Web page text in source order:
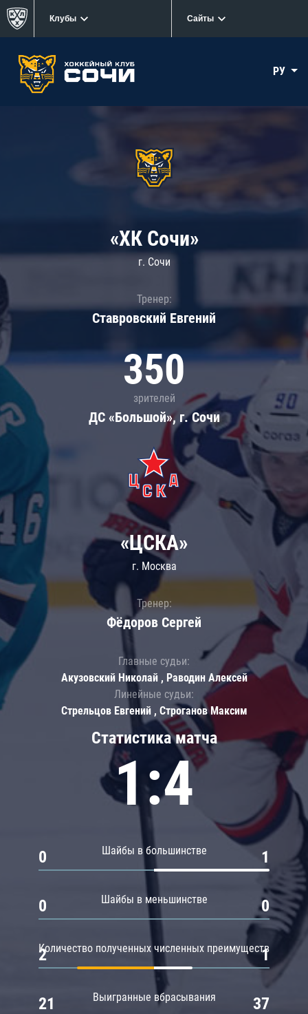
Клубы Сайты
РУ
«ХК Сочи»
г. Сочи
Тренер:
Ставровский Евгений
350
зрителей
ДС «Большой», г. Сочи
Статистика матча
1:4
Шайбы в большинстве
0 1
Шайбы в меньшинстве
0 0
Количество полученных численных преимуществ
2 1
Выигранные вбрасывания
21 37
«ЦСКА»
г. Москва
Тренер:
Фёдоров Сергей
Главные судьи:
Акузовский Николай , Раводин Алексей
Линейные судьи:
Стрельцов Евгений , Строганов Максим